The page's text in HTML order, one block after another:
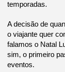
temporadas.
A decisão de
o viajante quer
falamos o Natal
sim, o primeiro
eventos.